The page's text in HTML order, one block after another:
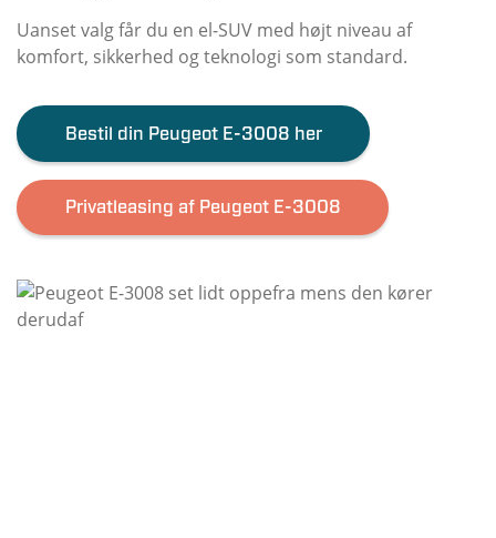
Uanset valg får du en el-SUV med højt niveau af
komfort, sikkerhed og teknologi som standard.
Bestil din Peugeot E-3008 her
Privatleasing af Peugeot E-3008